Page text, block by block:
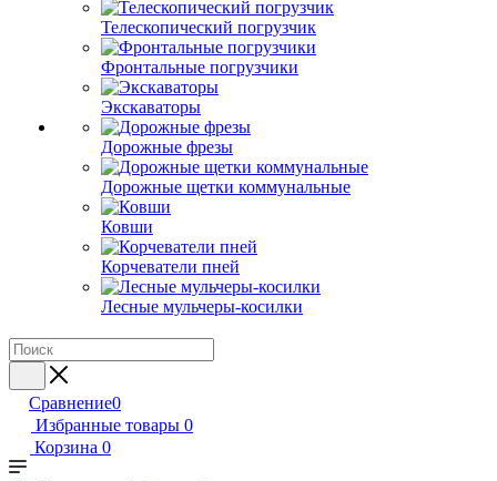
Телескопический погрузчик
Фронтальные погрузчики
Экскаваторы
Дорожные фрезы
Дорожные щетки коммунальные
Ковши
Корчеватели пней
Лесные мульчеры-косилки
Сравнение0
Избранные товары 0
Корзина 0